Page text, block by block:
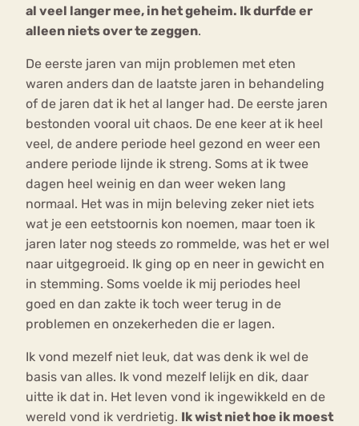
al veel langer mee, in het geheim. Ik durfde er
alleen niets over te zeggen.
De eerste jaren van mijn problemen met eten
waren anders dan de laatste jaren in behandeling
of de jaren dat ik het al langer had. De eerste jaren
bestonden vooral uit chaos. De ene keer at ik heel
veel, de andere periode heel gezond en weer een
andere periode lijnde ik streng. Soms at ik twee
dagen heel weinig en dan weer weken lang
normaal. Het was in mijn beleving zeker niet iets
wat je een eetstoornis kon noemen, maar toen ik
jaren later nog steeds zo rommelde, was het er wel
naar uitgegroeid. Ik ging op en neer in gewicht en
in stemming. Soms voelde ik mij periodes heel
goed en dan zakte ik toch weer terug in de
problemen en onzekerheden die er lagen.
Ik vond mezelf niet leuk, dat was denk ik wel de
basis van alles. Ik vond mezelf lelijk en dik, daar
uitte ik dat in. Het leven vond ik ingewikkeld en de
wereld vond ik verdrietig. Ik wist niet hoe ik moest